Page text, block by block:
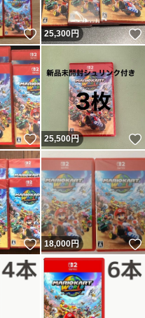
いいね！
25,300円
いいね！
25,500円
いいね！
18,000円